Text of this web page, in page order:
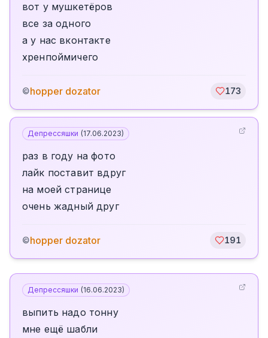
вот у мушкетёров
все за одного
а у нас вконтакте
хренпоймичего
©hopper dozator 173
Депрессяшки (17.06.2023)
раз в году на фото
лайк поставит вдруг
на моей странице
очень жадный друг
©hopper dozator 191
Депрессяшки (16.06.2023)
выпить надо тонну
мне ещё шабли